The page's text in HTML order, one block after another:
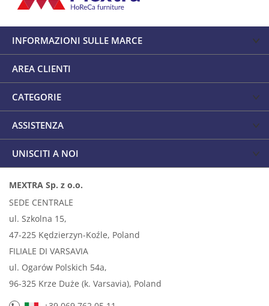
INFORMAZIONI SULLE MARCE
AREA CLIENTI
CATEGORIE
ASSISTENZA
UNISCITI A NOI
MEXTRA Sp. z o.o.
SEDE CENTRALE
ul. Szkolna 15,
47-225 Kędzierzyn-Koźle, Poland
FILIALE DI VARSAVIA
ul. Ogarów Polskich 54a,
96-325 Krze Duże (k. Varsavia), Poland